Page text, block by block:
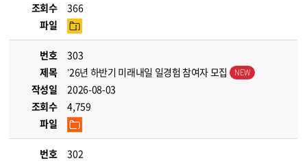
조회수
366
파일
번호
303
제목
’26년 하반기 미래내일 일경험 참여자 모집
작성일
2026-08-03
조회수
4,759
파일
번호
302